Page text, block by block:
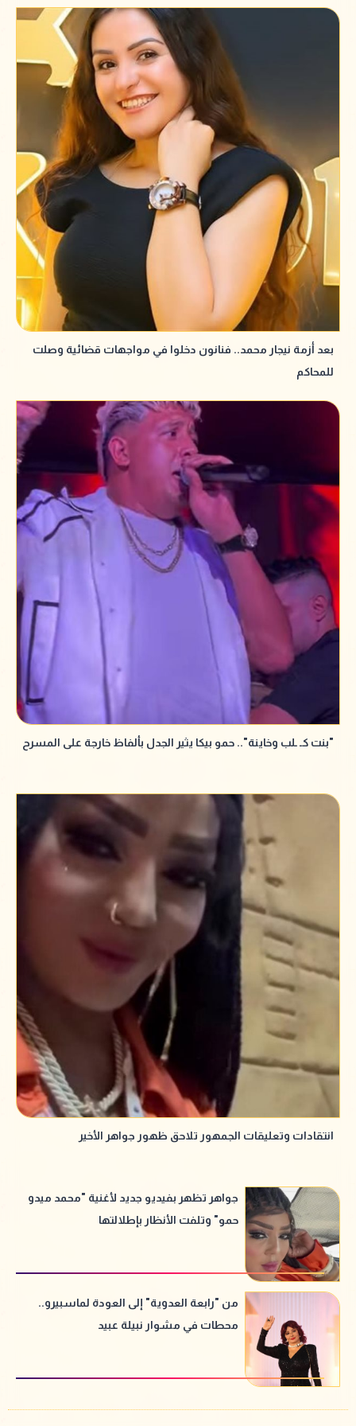
بعد أزمة نيجار محمد.. فنانون دخلوا في مواجهات قضائية وصلت
للمحاكم
"بنت كـ ـلب وخاينة".. حمو بيكا يثير الجدل بألفاظ خارجة على المسرح
انتقادات وتعليقات الجمهور تلاحق ظهور جواهر الأخير
جواهر تظهر بفيديو جديد لأغنية "محمد ميدو
حمو" وتلفت الأنظار بإطلالتها
من "رابعة العدوية" إلى العودة لماسبيرو..
محطات في مشوار نبيلة عبيد